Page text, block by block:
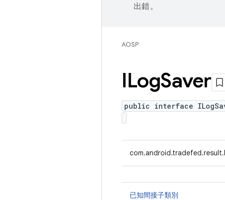
出錯。
AOSP
ILogSaver
public interface
已知間接子類別